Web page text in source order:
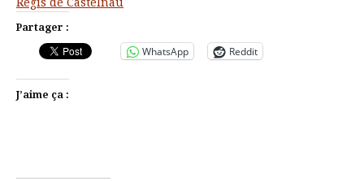
Partager :
WhatsApp Reddit
J’aime ça :